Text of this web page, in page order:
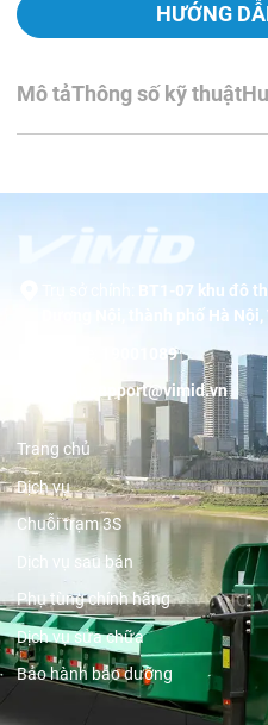
HƯỚNG
Mô tảThông số kỹ thuật
BT1-07 khu đô
Dương Nội, thành phố Hà
19001089
support@vimid.vn
Trang chủ
Dịch vụ
Chuỗi trạm 3S
Dịch vụ sau bán
Phụ tùng chính hãng
Dịch vụ sửa chữa
Bảo hành bảo dưỡng